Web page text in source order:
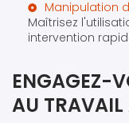
Manipulation
Maîtrisez
intervention
ENGAGEZ-
AU TRAVAIL